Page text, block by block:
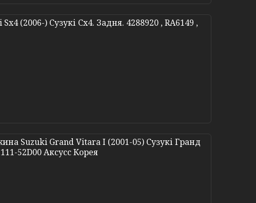
(2006-) Сузукі Сх4. Задня. 4288920 , RA6149 ,
Suzuki Grand Vitara I (2001-05) Сузукі Гранд
52D00 Аксусс Корея